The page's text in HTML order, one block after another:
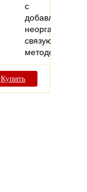
с
добавлением
связующего
методом…
Купить